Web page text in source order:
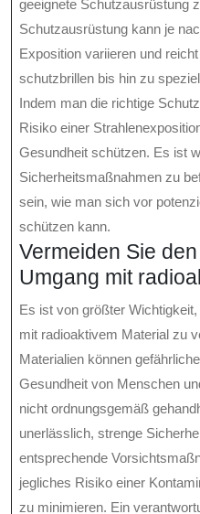
geeignete Schutzausrüstung
Schutzausrüstung kann je
Exposition variieren und
schutzbrillen bis hin zu
Indem man die richtige
Risiko einer
Gesundheit schützen. Es ist
Sicherheitsmaßnahmen zu
sein, wie man sich vor
schützen kann.
Vermeiden Sie
Umgang mit
Es ist von größter
mit radioaktivem Material zu
Materialien können
Gesundheit von Menschen
nicht ordnungsgemäß
unerlässlich, strenge
entsprechende
jegliches Risiko einer
zu minimieren. Ein